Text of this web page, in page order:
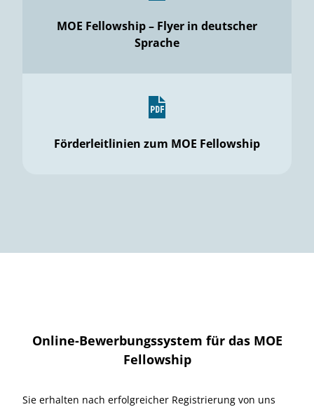
MOE Fellowship – Flyer in deutscher
Sprache
Förderleitlinien zum MOE Fellowship
Online-Bewerbungssystem für das MOE
Fellowship
Sie erhalten nach erfolgreicher Registrierung von uns